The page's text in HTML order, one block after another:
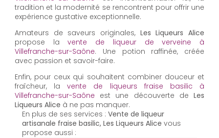
tradition et la modernité se rencontrent pour offrir une
expérience gustative exceptionnelle.
Amateurs de saveurs originales, Les Liqueurs Alice
propose lavente de liqueur de verveine à
Villefranche-sur-Saône. Une potion raffinée, créée
avec passion et savoir-faire.
Enfin, pour ceux qui souhaitent combiner douceur et
fraîcheur, lavente de liqueurs fraise basilic à
Villefranche-sur-Saône est une découverte de Les
Liqueurs Alice à ne pas manquer.
En plus de ses services : Vente de liqueur
artisanale fraise basilic, Les Liqueurs Alice vous
propose aussi :